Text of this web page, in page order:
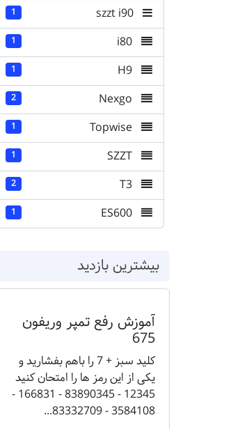
1
1
1
2
1
1
2
1
بیشترین بازدید
آموزش رفع تمپر وریفون
675
کلید سبز + 7 را باهم بفشارید و
یکی از این رمز ها را امتحان کنید
12345 - 83890345 - 166831 -
3584108 - 83332709...